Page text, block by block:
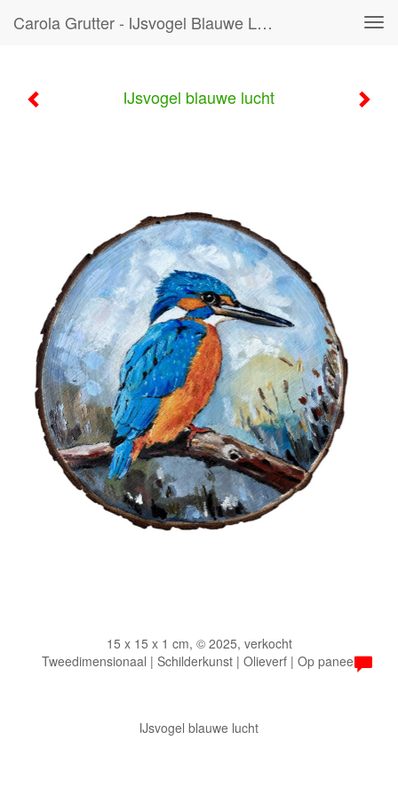
Carola Grutter - IJsvogel Blauwe Lucht
IJsvogel blauwe lucht
15 x 15 x 1 cm, © 2025, verkocht
Tweedimensionaal | Schilderkunst | Olieverf | Op paneel
IJsvogel blauwe lucht